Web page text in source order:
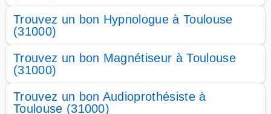
Trouvez un bon Hypnologue à Toulouse
(31000)
Trouvez un bon Magnétiseur à Toulouse
(31000)
Trouvez un bon Audioprothésiste à
Toulouse (31000)